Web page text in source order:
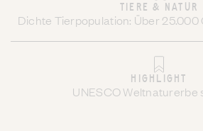
TIERE & NATUR
Dichte Tierpopulation: Über 25.000
HIGHLIGHT
UNESCO Weltnaturerbe